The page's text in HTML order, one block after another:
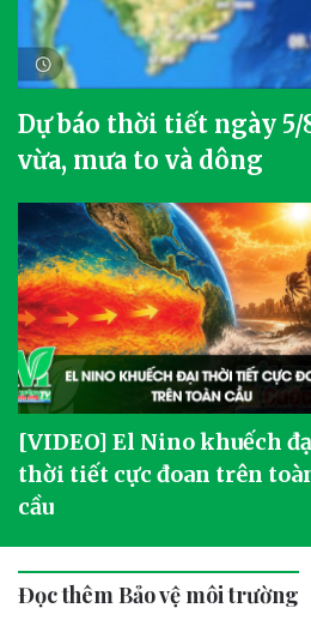
Dự báo thời tiết ngày 5/
vừa, mưa to và dông
[VIDEO] El Nino khuếch
thời tiết cực đoan trên
cầu
Đọc thêm Bảo vệ môi trường